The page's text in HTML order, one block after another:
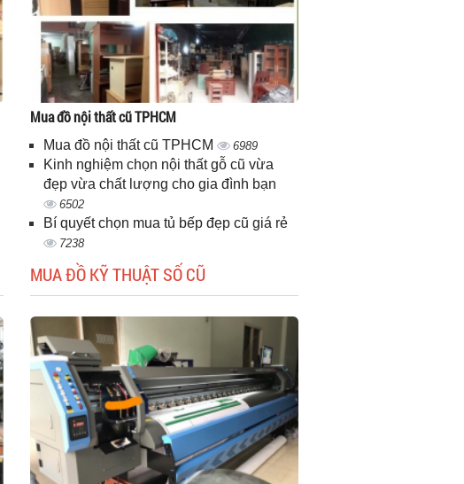
Mua đồ nội thất cũ TPHCM
Mua đồ nội thất cũ TPHCM 6989
Kinh nghiệm chọn nội thất gỗ cũ vừa
đẹp vừa chất lượng cho gia đình bạn
6502
Bí quyết chọn mua tủ bếp đẹp cũ giá rẻ
7238
MUA ĐỒ KỸ THUẬT SỐ CŨ